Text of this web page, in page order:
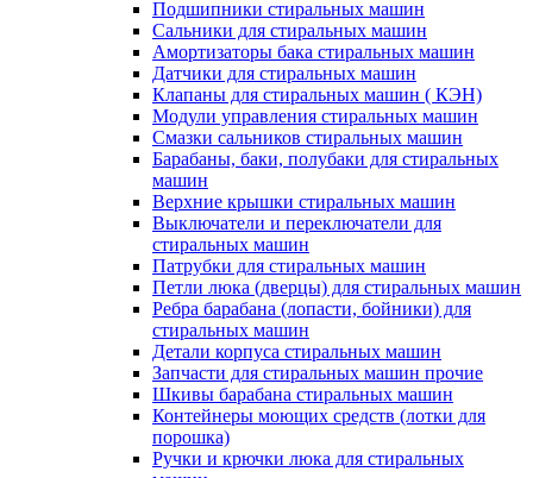
Подшипники стиральных машин
Сальники для стиральных машин
Амортизаторы бака стиральных машин
Датчики для стиральных машин
Клапаны для стиральных машин ( КЭН)
Модули управления стиральных машин
Смазки сальников стиральных машин
Барабаны, баки, полубаки для стиральных
машин
Верхние крышки стиральных машин
Выключатели и переключатели для
стиральных машин
Патрубки для стиральных машин
Петли люка (дверцы) для стиральных машин
Ребра барабана (лопасти, бойники) для
стиральных машин
Детали корпуса стиральных машин
Запчасти для стиральных машин прочие
Шкивы барабана стиральных машин
Контейнеры моющих средств (лотки для
порошка)
Ручки и крючки люка для стиральных